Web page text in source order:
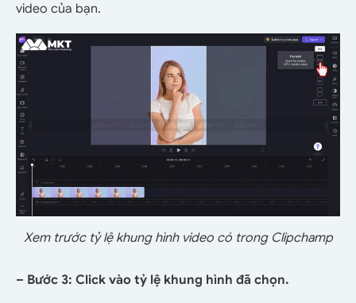
video của bạn.
Xem trước tỷ lệ khung hình video có trong Clipchamp
– Bước 3: Click vào tỷ lệ khung hình đã chọn.